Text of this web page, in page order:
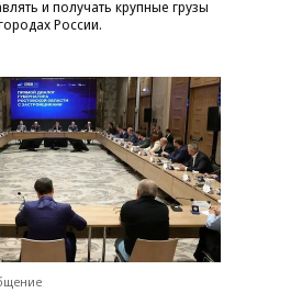
и получать крупные грузы
России.